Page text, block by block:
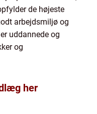
de højeste
arbejdsmiljø og
uddannede og
og
her